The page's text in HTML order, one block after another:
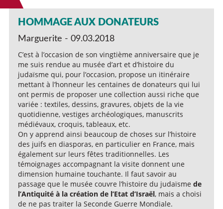
HOMMAGE AUX DONATEURS
Marguerite - 09.03.2018
C’est à l’occasion de son vingtième anniversaire que je
me suis rendue au musée d’art et d’histoire du
judaïsme qui, pour l’occasion, propose un itinéraire
mettant à l’honneur les centaines de donateurs qui lui
ont permis de proposer une collection aussi riche que
variée : textiles, dessins, gravures, objets de la vie
quotidienne, vestiges archéologiques, manuscrits
médiévaux, croquis, tableaux, etc.
On y apprend ainsi beaucoup de choses sur l’histoire
des juifs en diasporas, en particulier en France, mais
également sur leurs fêtes traditionnelles. Les
témoignages accompagnant la visite donnent une
dimension humaine touchante. Il faut savoir au
passage que le musée couvre l’histoire du judaïsme de
l’Antiquité à la création de l’Etat d’Israël, mais a choisi
de ne pas traiter la Seconde Guerre Mondiale.